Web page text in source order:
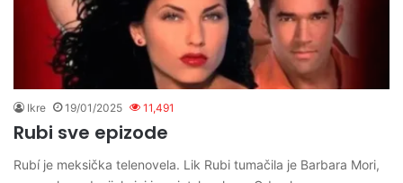
Ikre 19/01/2025 11,491
Rubi sve epizode
Rubí je meksička telenovela. Lik Rubi tumačila je Barbara Mori,